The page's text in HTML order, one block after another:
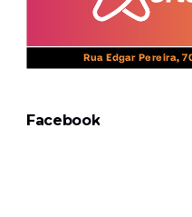
Facebook